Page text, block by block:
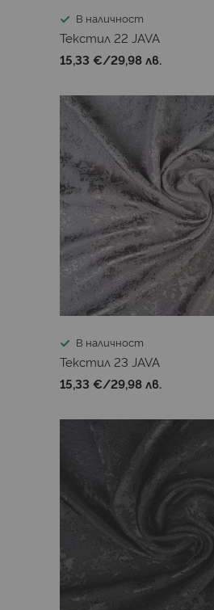
В наличност
Текстил 22 JAVA
15,33 €/29,98 лв.
В наличност
Текстил 23 JAVA
15,33 €/29,98 лв.